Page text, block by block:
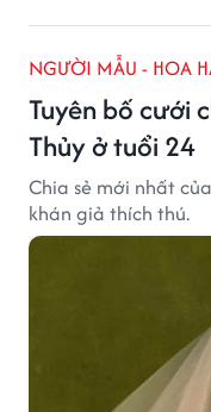
NGƯỜI MẪU - HOA
Tuyên bố cưới
Thủy ở tuổi 24
Chia sẻ mới nhất
khán giả thích thú.